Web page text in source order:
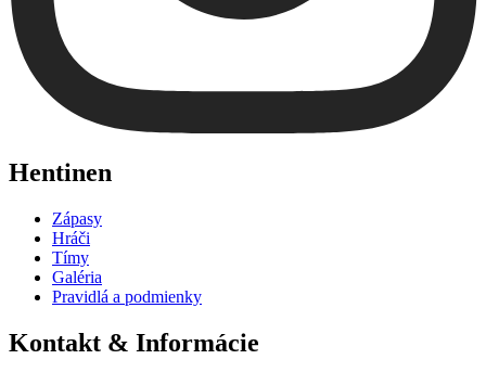
Hentinen
Zápasy
Hráči
Tímy
Galéria
Pravidlá a podmienky
Kontakt & Informácie